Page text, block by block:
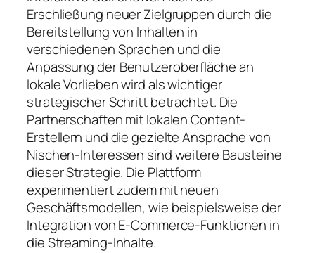
Erschließung neuer Zielgruppen durch die
Bereitstellung von Inhalten in
verschiedenen Sprachen und die
Anpassung der Benutzeroberfläche an
lokale Vorlieben wird als wichtiger
strategischer Schritt betrachtet. Die
Partnerschaften mit lokalen Content-
Erstellern und die gezielte Ansprache von
Nischen-Interessen sind weitere Bausteine
dieser Strategie. Die Plattform
experimentiert zudem mit neuen
Geschäftsmodellen, wie beispielsweise der
Integration von E-Commerce-Funktionen in
die Streaming-Inhalte.